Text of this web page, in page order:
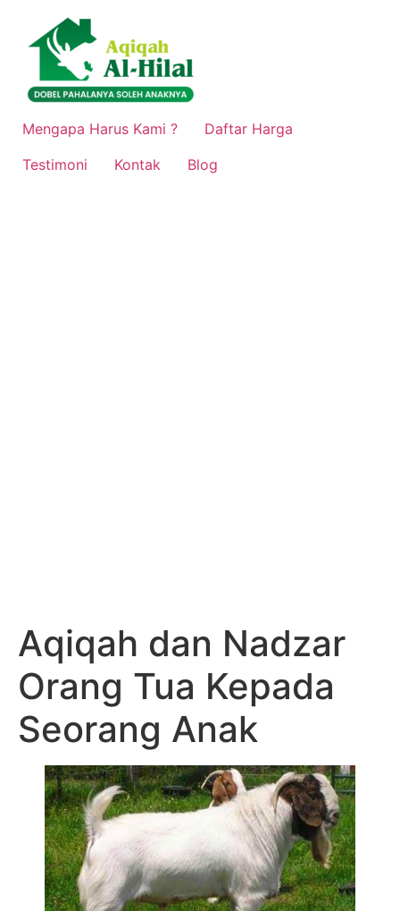
konten
Mengapa Harus Kami ?
Daftar Harga
Testimoni
Kontak Blog
Aqiqah dan Nadzar
Orang Tua Kepada
Seorang Anak